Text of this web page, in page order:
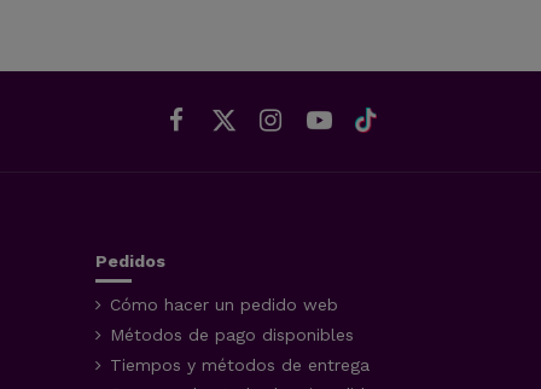
Pedidos
Cómo hacer un pedido web
Métodos de pago disponibles
Tiempos y métodos de entrega